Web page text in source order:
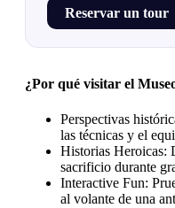
Reservar un tour
¿Por qué visitar el
Perspectivas
las técnicas y el
Historias Heroicas:
sacrificio durante
Interactive Fun:
al volante de una